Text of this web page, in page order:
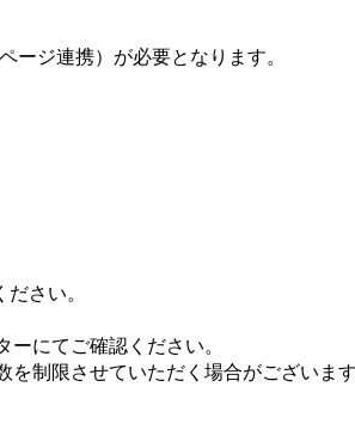
ージ連携）が必要となります。
さい。
にてご確認ください。
制限させていただく場合がございま